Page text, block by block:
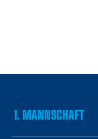
1. MANNSCHAFT